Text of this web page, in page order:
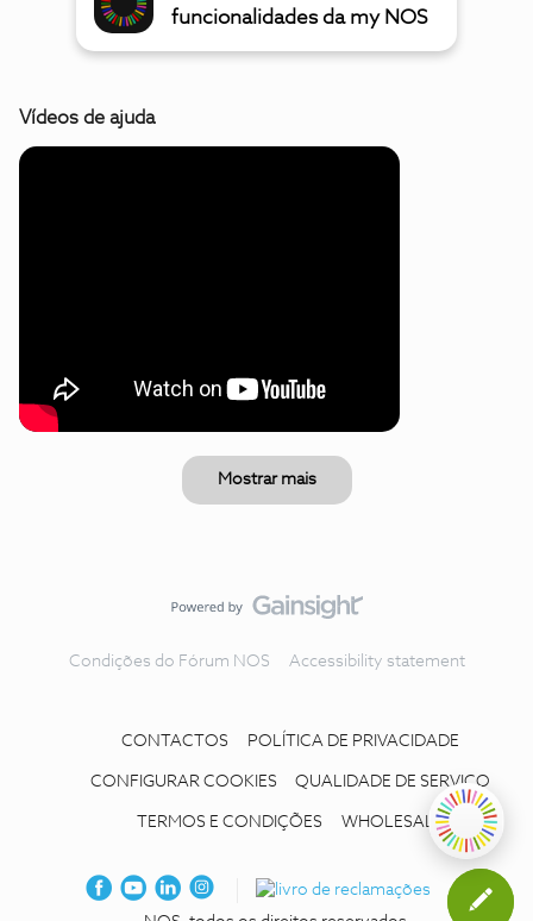
funcionalidades da my NOS
Vídeos de ajuda
Mostrar mais
Condições do Fórum NOS Accessibility statement
CONTACTOS POLÍTICA DE PRIVACIDADE
CONFIGURAR COOKIES QUALIDADE DE SERVIÇO
TERMOS E CONDIÇÕES WHOLESALE